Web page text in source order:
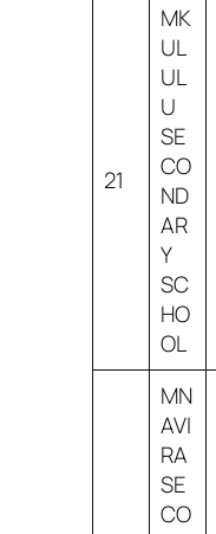
21
MK
UL
UL
U
SE
CO
ND
AR
Y
SC
HO
OL
MN
AVI
RA
SE
CO